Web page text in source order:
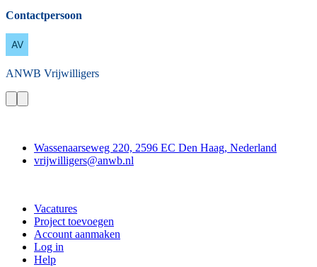
Contactpersoon
ANWB Vrijwilligers
Wassenaarseweg 220, 2596 EC Den Haag, Nederland
vrijwilligers@anwb.nl
Vacatures
Project toevoegen
Account aanmaken
Log in
Help